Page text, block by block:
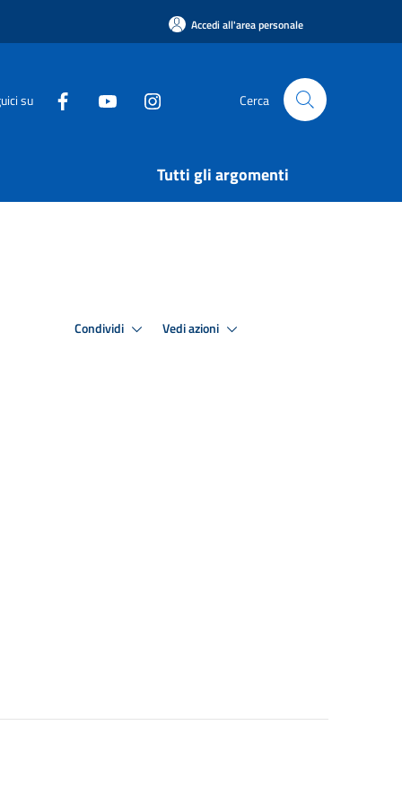
Accedi all'area personale
su Cerca
Tutti gli argomenti
Condividi Vedi azioni